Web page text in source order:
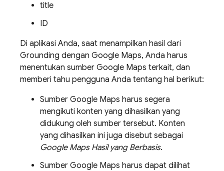
title
ID
Di aplikasi Anda, saat menampilkan hasil dari
Grounding dengan Google Maps, Anda harus
menentukan sumber Google Maps terkait, dan
memberi tahu pengguna Anda tentang hal berikut:
Sumber Google Maps harus segera
mengikuti konten yang dihasilkan yang
didukung oleh sumber tersebut. Konten
yang dihasilkan ini juga disebut sebagai
Google MapsHasil yang Berbasis.
Sumber Google Maps harus dapat dilihat